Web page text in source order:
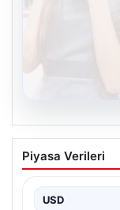
Kelebek
İletişimin
İnternet
Piyasa Verileri
USD